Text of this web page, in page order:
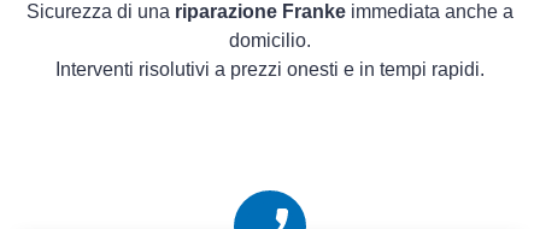
Sicurezza di una riparazione Franke immediata anche a
domicilio.
Interventi risolutivi a prezzi onesti e in tempi rapidi.